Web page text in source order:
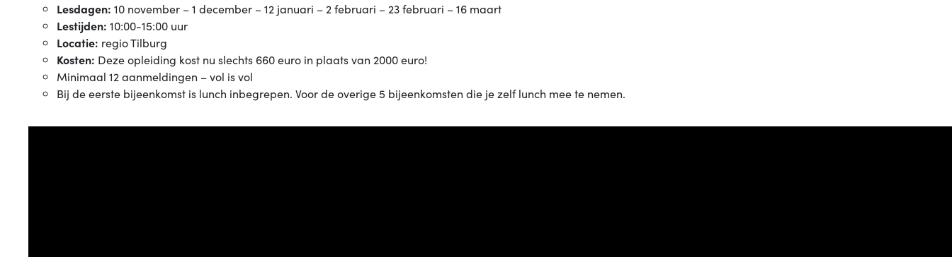
Lesdagen: 10 november – 1 december – 12 januari – 2 februari – 23 februari – 16 maart
Lestijden: 10:00-15:00 uur
Locatie: regio Tilburg
Kosten: Deze opleiding kost nu slechts 660 euro in plaats van 2000 euro!
Minimaal 12 aanmeldingen – vol is vol
Bij de eerste bijeenkomst is lunch inbegrepen. Voor de overige 5 bijeenkomsten die je zelf lunch mee te nemen.